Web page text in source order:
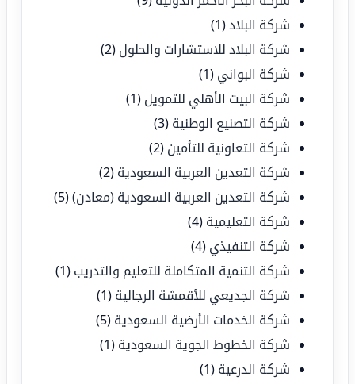
شركة البلاد(1)
شركة البلاد للاستشارات والحلول (2)
شركة البواني (1)
شركة البيت الأهلي للتمويل (1)
شركة التصنيع الوطنية (3)
شركة التعاونية للتأمين (2)
شركة التعدين العربية السعودية (2)
شركة التعدين العربية السعودية (معادن)(5)
شركة التعليمية (4)
شركة التنفيذي (4)
شركة التنمية المتكاملة للتعليم والتدريب (1)
شركة الجديعي للأقمشة الرجالية (1)
شركة الخدمات الأرضية السعودية (5)
شركة الخطوط الجوية السعودية (1)
شركة الدرعية (1)